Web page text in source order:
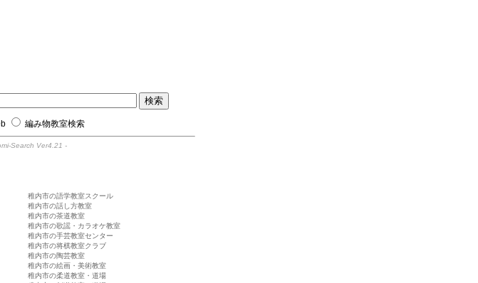
編み物教室検索
Search Ver4.21 -
稚内市の語学教室スクール
稚内市の話し方教室
稚内市の茶道教室
稚内市の歌謡・カラオケ教室
稚内市の手芸教室センター
稚内市の将棋教室クラブ
稚内市の陶芸教室
稚内市の絵画・美術教室
稚内市の柔道教室・道場